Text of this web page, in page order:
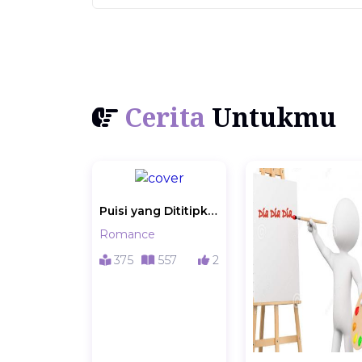
Cerita Untukmu
Puisi yang Dititipkan
Romance
375
557 2